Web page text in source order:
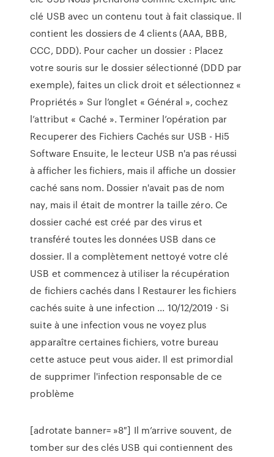
clé USB avec un contenu tout à fait classique. Il
contient les dossiers de 4 clients (AAA, BBB,
CCC, DDD). Pour cacher un dossier : Placez
votre souris sur le dossier sélectionné (DDD par
exemple), faites un click droit et sélectionnez «
Propriétés » Sur l’onglet « Général », cochez
l’attribut « Caché ». Terminer l’opération par
Recuperer des Fichiers Cachés sur USB - Hi5
Software Ensuite, le lecteur USB n'a pas réussi
à afficher les fichiers, mais il affiche un dossier
caché sans nom. Dossier n'avait pas de nom
nay, mais il était de montrer la taille zéro. Ce
dossier caché est créé par des virus et
transféré toutes les données USB dans ce
dossier. Il a complètement nettoyé votre clé
USB et commencez à utiliser la récupération
de fichiers cachés dans l Restaurer les fichiers
cachés suite à une infection ... 10/12/2019 · Si
suite à une infection vous ne voyez plus
apparaître certaines fichiers, votre bureau
cette astuce peut vous aider. Il est primordial
de supprimer l'infection responsable de ce
problème
[adrotate banner= »8″] Il m’arrive souvent, de
tomber sur des clés USB qui contiennent des